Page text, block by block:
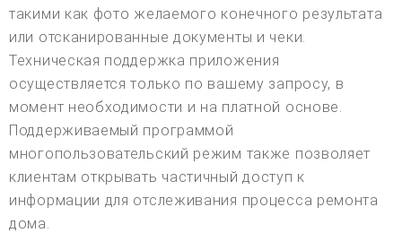
такими как фото желаемого конечного результата
или отсканированные документы и чеки.
Техническая поддержка приложения
осуществляется только по вашему запросу, в
момент необходимости и на платной основе.
Поддерживаемый программой
многопользовательский режим также позволяет
клиентам открывать частичный доступ к
информации для отслеживания процесса ремонта
дома.